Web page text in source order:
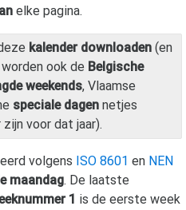
elke pagina.
kalender downloaden (en
ook de Belgische
weekends, Vlaamse
speciale dagen netjes
voor dat jaar).
volgens ISO 8601 en NEN
maandag. De laatste
1 is de eerste week